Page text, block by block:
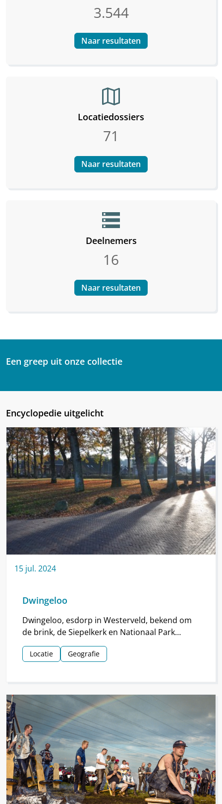
3.544
Naar resultaten
map
Locatiedossiers
71
Naar resultaten
storage
Deelnemers
16
Naar resultaten
Een greep uit onze collectie
Encyclopedie uitgelicht
15 jul. 2024
Dwingeloo
Dwingeloo, esdorp in Westerveld, bekend om
de brink, de Siepelkerk en Nationaal Park
Dwingelderveld. Het dorp ontstond rond de
middeleeuwen.
Locatie Geografie